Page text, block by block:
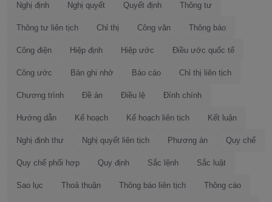
Nghị định Nghị quyết Quyết định Thông tư
Thông tư liên tịch Chỉ thị Công văn Thông báo
Công điện Hiệp định Hiệp ước Điều ước quốc tế
Công ước Bản ghi nhớ Báo cáo Chỉ thị liên tịch
Chương trình Đề án Điều lệ Đính chính
Hướng dẫn Kế hoạch Kế hoạch liên tịch Kết luận
Nghị định thư Nghị quyết liên tịch Phương án Quy chế
Quy chế phối hợp Quy định Sắc lệnh Sắc luật
Sao lục Thoả thuận Thông báo liên tịch Thông cáo